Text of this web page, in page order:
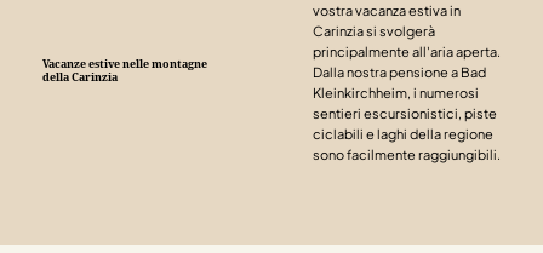
Vacanze estive nelle montagne
della Carinzia
vostra vacanza estiva in
Carinzia si svolgerà
principalmente all'aria aperta.
Dalla nostra pensione a Bad
Kleinkirchheim, i numerosi
sentieri escursionistici, piste
ciclabili e laghi della regione
sono facilmente raggiungibili.